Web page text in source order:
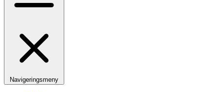
Navigeringsmeny